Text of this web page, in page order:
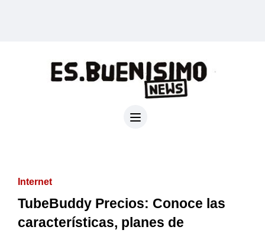
Internet
TubeBuddy Precios: Conoce las
características, planes de